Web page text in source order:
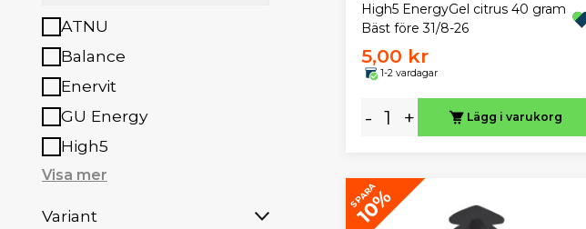
ATNU
Balance
Enervit
GU Energy
High5
Visa mer
Variant
High5 EnergyGel citrus 40 gram
Bäst före 31/8-26
5,00 kr
1-2 vardagar
- + Lägg i varukorg
SPARA
10%